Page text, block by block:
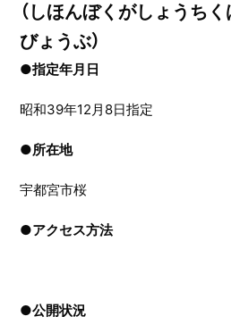
（しほんぼくがしょうち
びょうぶ）
●指定年月日
昭和39年12月8日指定
●所在地
宇都宮市桜
●アクセス方法
●公開状況